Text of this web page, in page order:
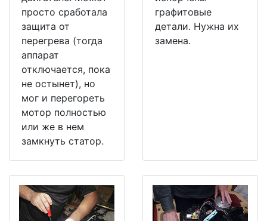
просто сработала
защита от
перегрева (тогда
аппарат
отключается, пока
не остынет), но
мог и перегореть
мотор полностью
или же в нем
замкнуть статор.
графитовые
детали. Нужна их
замена.